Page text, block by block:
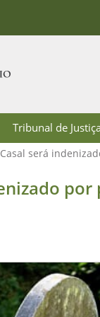
Tribunal de
Casal será
perder